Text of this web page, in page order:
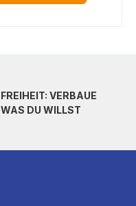
FREIHEIT: VERBAUE
WAS DU WILLST